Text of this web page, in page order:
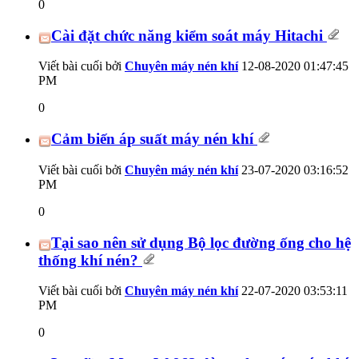
0
Cài đặt chức năng kiểm soát máy Hitachi
Viết bài cuối bởi Chuyên máy nén khí12-08-2020 01:47:45
PM
0
Cảm biến áp suất máy nén khí
Viết bài cuối bởi Chuyên máy nén khí23-07-2020 03:16:52
PM
0
Tại sao nên sử dụng Bộ lọc đường ống cho hệ
thống khí nén?
Viết bài cuối bởi Chuyên máy nén khí22-07-2020 03:53:11
PM
0